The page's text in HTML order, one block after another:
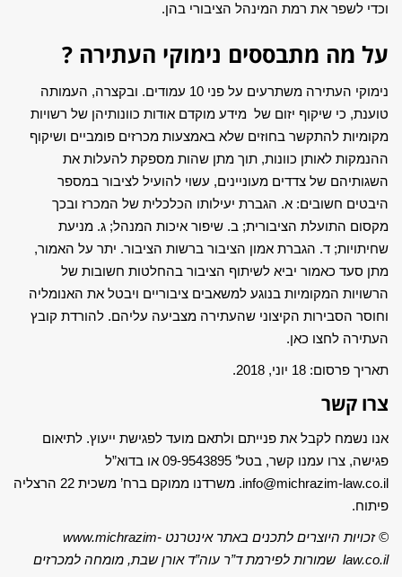
וכדי לשפר את רמת המינהל הציבורי בהן.
על מה מתבססים נימוקי העתירה ?
נימוקי העתירה משתרעים על פני 10 עמודים. ובקצרה, העמותה
טוענת, כי שיקוף יזום של מידע מוקדם אודות כוונותיהן של רשויות
מקומיות להתקשר בחוזים שלא באמצעות מכרזים פומביים ושיקוף
ההנמקות לאותן כוונות, תוך מתן שהות מספקת להעלות את
השגותיהם של צדדים מעוניינים, עשוי להועיל לציבור במספר
היבטים חשובים: א. הגברת יעילותו הכלכלית של המכרז ובכך
מקסום התועלת הציבורית; ב. שיפור איכות המנהל; ג. מניעת
שחיתויות; ד. הגברת אמון הציבור ברשות הציבור. יתר על האמור,
מתן סעד כאמור יביא לשיתוף הציבור בהחלטות חשובות של
הרשויות המקומיות בנוגע למשאבים ציבוריים ויבטל את האנומליה
וחוסר הסבירות הקיצוני שהעתירה מצביעה עליהם. להורדת קובץ
העתירה לחצו כאן.
תאריך פרסום: 18 יוני, 2018.
צרו קשר
אנו נשמח לקבל את פנייתם ולתאם מועד לפגישת ייעוץ. לתיאום
פגישה, צרו עמנו קשר, בטל’ 09-9543895 או בדוא”ל
info@michrazim-law.co.il. משרדנו ממוקם ברח’ משכית 22 הרצליה
פיתוח.
©זכויות היוצרים לתכנים באתר אינטרנט www.michrazim-
law.co.il שמורות לפירמת ד”ר עוה”דאורן שבת, מומחה למכרזים